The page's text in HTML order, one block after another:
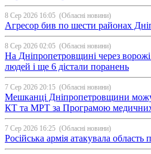
8 Сер 2026 16:05 (Обласні новини)
Агресор бив по шести районах
8 Сер 2026 02:05 (Обласні новини)
На Дніпропетровщині через
людей і ще 6 дістали поранень
7 Сер 2026 20:15 (Обласні новини)
Мешканці Дніпропетровщини
КТ та МРТ за Програмою медичних
7 Сер 2026 16:25 (Обласні новини)
Російська армія атакувала область